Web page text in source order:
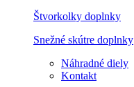
Štvorkolky doplnky
Snežné skútre doplnky
Náhradné diely
Kontakt